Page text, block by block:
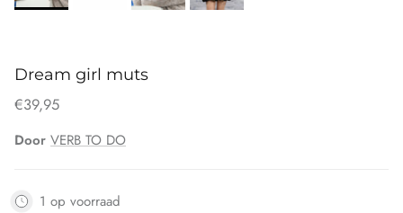
Dream girl muts
€39,95
Door VERB TO DO
1 op voorraad